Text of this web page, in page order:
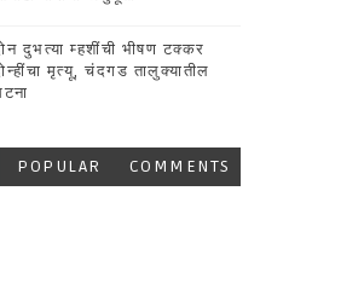
दुभत्या म्हशींची भीषण टक्कर
मृत्यू, चंदगड तालुक्यातील
POPULAR COMMENTS